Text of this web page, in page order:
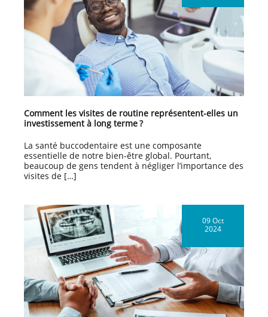
Comment les visites de routine représentent-elles un
investissement à long terme ?
La santé buccodentaire est une composante
essentielle de notre bien-être global. Pourtant,
beaucoup de gens tendent à négliger l’importance des
visites de […]
09 Oct
2024